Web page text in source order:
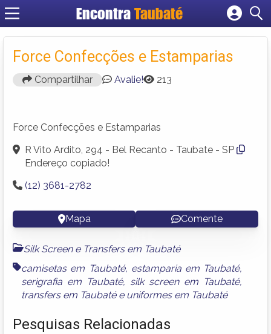
EncontraTaubaté
Cadastrar empresa
Criar conta
Force Confecções e Estamparias
Compartilhar Avalie! 213
Force Confecções e Estamparias
R Vito Ardito, 294 - Bel Recanto - Taubate - SP
Endereço copiado!
(12) 3681-2782
Mapa Comente
Silk Screen e Transfers em Taubaté
camisetas em Taubaté, estamparia em Taubaté,
serigrafia em Taubaté, silk screen em Taubaté,
transfers em Taubatée uniformes em Taubaté
Pesquisas Relacionadas